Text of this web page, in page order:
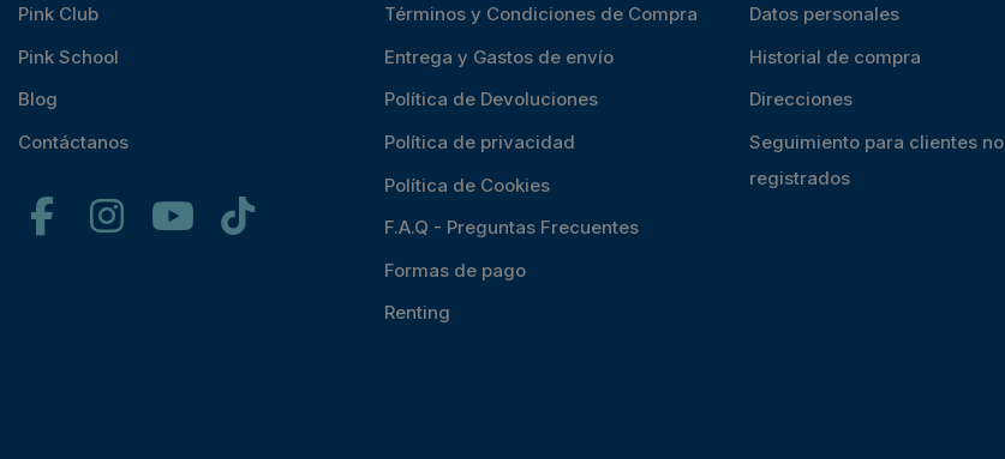
Pink Club
Pink School
Blog
Contáctanos
Términos y Condiciones de Compra
Entrega y Gastos de envío
Política de Devoluciones
Política de privacidad
Política de Cookies
F.A.Q - Preguntas Frecuentes
Formas de pago
Renting
Datos personales
Historial de compra
Direcciones
Seguimiento para clientes no
registrados